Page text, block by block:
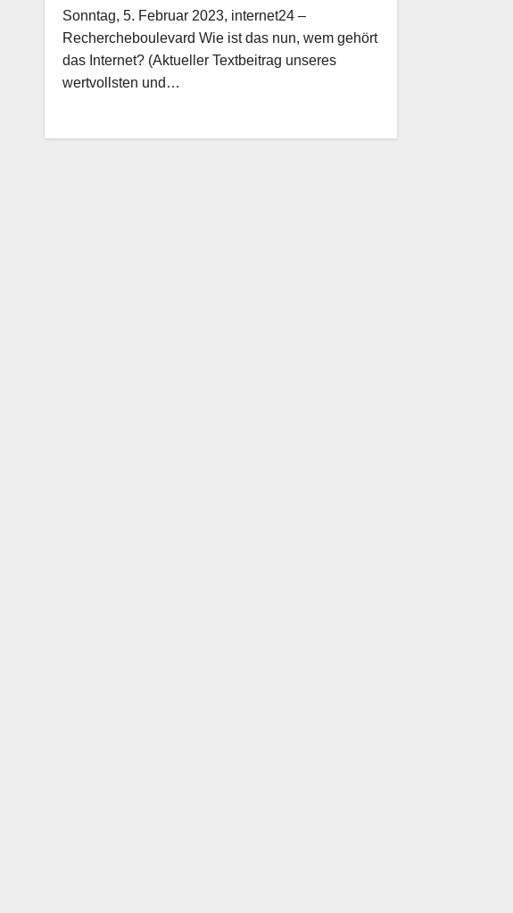
Sonntag, 5. Februar 2023, internet24 –
Rechercheboulevard Wie ist das nun, wem gehört
das Internet? (Aktueller Textbeitrag unseres
wertvollsten und…